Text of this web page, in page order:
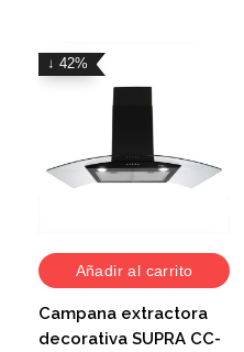
↓ 42%
Añadir al carrito
Campana extractora
decorativa SUPRA CC-